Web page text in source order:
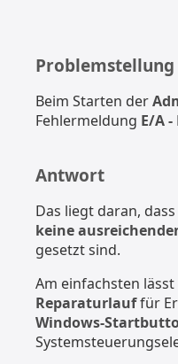
Problemstellung
Beim Starten der
Fehlermeldung E/A -
Antwort
Das liegt daran,
keine
gesetzt sind.
Am einfachsten
Reparaturlauffür
Windows-